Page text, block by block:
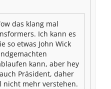
das klang mal
Ich kann es
so etwas John Wick
kann, aber hey
Präsident, daher
nicht mehr verstehen.